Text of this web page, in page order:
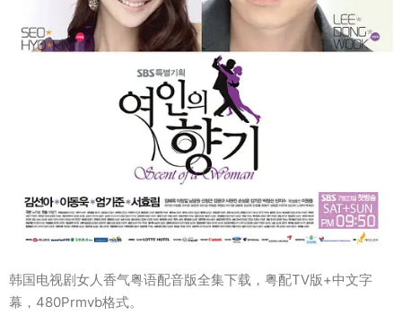
韩国电视剧女人香气粤语配音版全集下载，粤配TV版+中文字
幕，480Prmvb格式。